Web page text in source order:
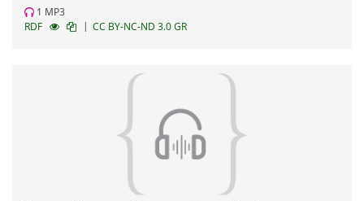
1 MP3
RDF
| CC BY-NC-ND 3.0 GR